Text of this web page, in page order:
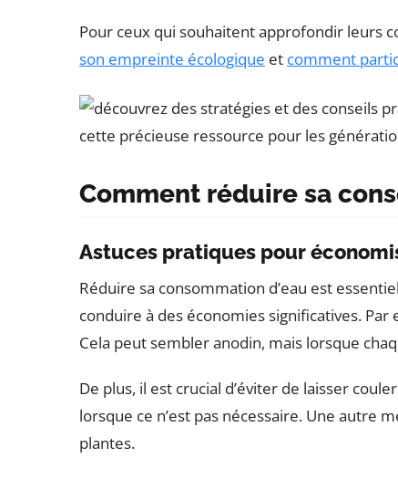
Pour ceux qui souhaitent approfondir leurs
son empreinte écologique et comment
Comment réduire sa
Astuces pratiques pour
Réduire sa consommation d’eau est
conduire à des économies significatives.
Cela peut sembler anodin, mais lorsque
De plus, il est crucial d’éviter de laisser couler
lorsque ce n’est pas nécessaire. Une autre
plantes.